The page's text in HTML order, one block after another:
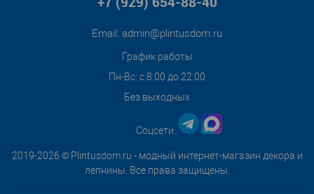
2019-2026 © Plintusdom.ru - модный интернет-магазин декора и
лепнины. Все права защищены.
Email: admin@plintusdom.ru
График работы
Пн-Вс: с 8:00 до 22:00
Без выходных
Соцсети: